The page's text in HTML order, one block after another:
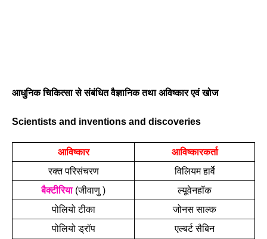
आधुनिक चिकित्सा से संबंधित वैज्ञानिक तथा अविष्कार एवं खोज
Scientists and inventions and discoveries
आविष्कार
आविष्कारकर्ता
रक्त परिसंचरण
विलियम हार्वे
बैक्टीरिया (जीवाणु )
ल्यूवेनहॉक
पोलियो टीका
जोनस साल्क
पोलियो ड्रॉप
एल्बर्ट सैबिन